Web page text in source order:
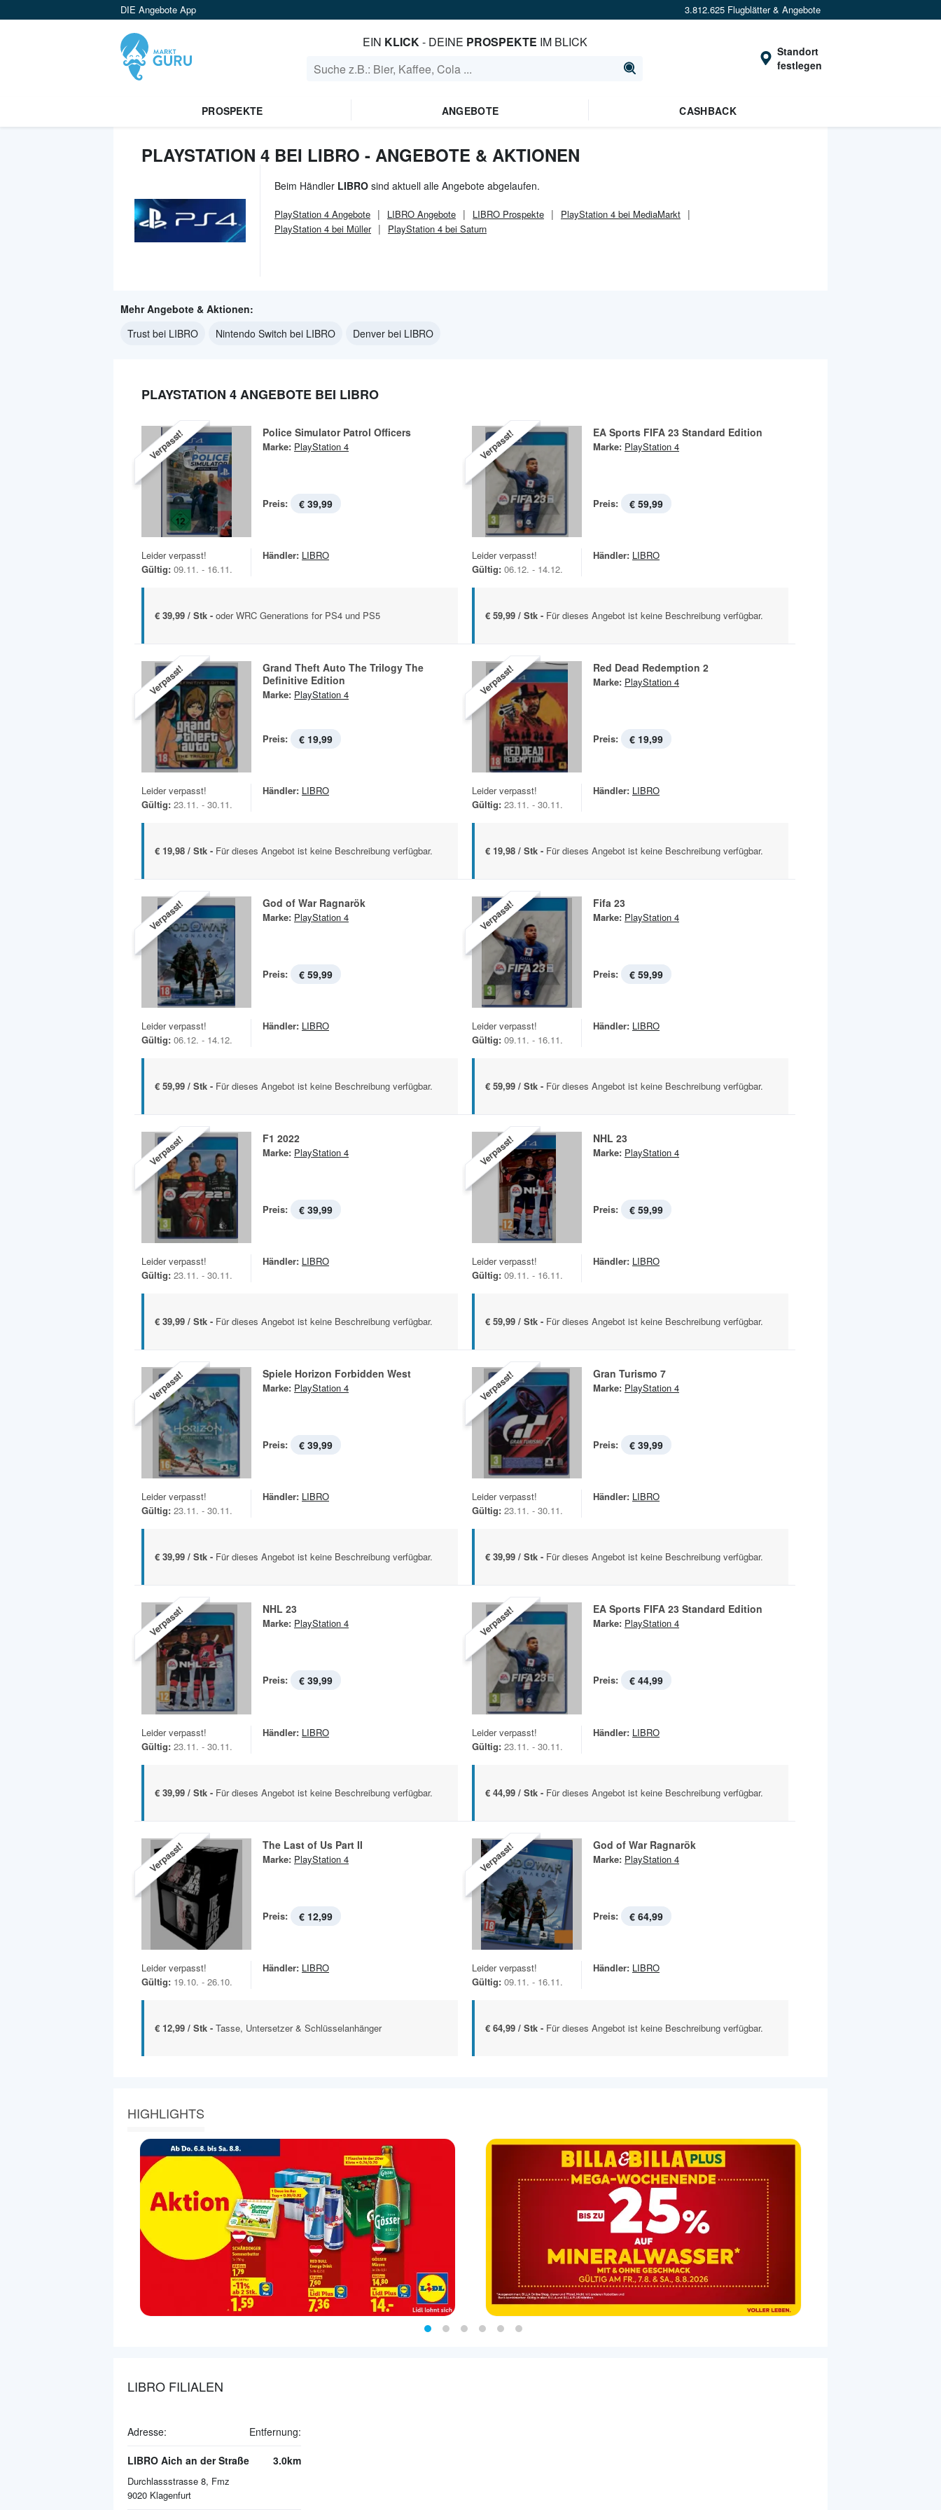
DIE Angebote App 3.812.625 Flugblätter & Angebote
EIN KLICK- DEINE PROSPEKTE IM BLICK
Standort
festlegen
PROSPEKTE ANGEBOTE CASHBACK
PLAYSTATION 4 BEI LIBRO - ANGEBOTE & AKTIONEN
Beim Händler LIBRO sind aktuell alle Angebote abgelaufen.
PlayStation 4 Angebote LIBRO Angebote LIBRO Prospekte
PlayStation 4 bei MediaMarkt
PlayStation 4 bei Müller
PlayStation 4 bei Saturn
Mehr Angebote & Aktionen:
Trust bei LIBRO
Nintendo Switch bei LIBRO Denver bei LIBRO
PLAYSTATION 4 ANGEBOTE BEI LIBRO
Verpasst! Police Simulator Patrol Officers
Marke: PlayStation 4
Preis: € 39,99
Leider verpasst!
Gültig: 09.11. - 16.11.
Händler: LIBRO
€ 39,99 / Stk - oder WRC Generations for PS4 und PS5
Verpasst! EA Sports FIFA 23 Standard Edition
Marke: PlayStation 4
Preis: € 59,99
Leider verpasst!
Gültig: 06.12. - 14.12.
Händler: LIBRO
€ 59,99 / Stk - Für dieses Angebot ist keine Beschreibung verfügbar.
Verpasst!
Grand Theft Auto The Trilogy The
Definitive Edition
Marke: PlayStation 4
Preis: € 19,99
Leider verpasst!
Gültig: 23.11. - 30.11.
Händler: LIBRO
€ 19,98 / Stk - Für dieses Angebot ist keine Beschreibung verfügbar.
Verpasst! Red Dead Redemption 2
Marke: PlayStation 4
Preis: € 19,99
Leider verpasst!
Gültig: 23.11. - 30.11.
Händler: LIBRO
€ 19,98 / Stk - Für dieses Angebot ist keine Beschreibung verfügbar.
Verpasst! God of War Ragnarök
Marke: PlayStation 4
Preis: € 59,99
Leider verpasst!
Gültig: 06.12. - 14.12.
Händler: LIBRO
€ 59,99 / Stk - Für dieses Angebot ist keine Beschreibung verfügbar.
Verpasst! Fifa 23
Marke: PlayStation 4
Preis: € 59,99
Leider verpasst!
Gültig: 09.11. - 16.11.
Händler: LIBRO
€ 59,99 / Stk - Für dieses Angebot ist keine Beschreibung verfügbar.
Verpasst! F1 2022
Marke: PlayStation 4
Preis: € 39,99
Leider verpasst!
Gültig: 23.11. - 30.11.
Händler: LIBRO
€ 39,99 / Stk - Für dieses Angebot ist keine Beschreibung verfügbar.
Verpasst! NHL 23
Marke: PlayStation 4
Preis: € 59,99
Leider verpasst!
Gültig: 09.11. - 16.11.
Händler: LIBRO
€ 59,99 / Stk - Für dieses Angebot ist keine Beschreibung verfügbar.
Verpasst! Spiele Horizon Forbidden West
Marke: PlayStation 4
Preis: € 39,99
Leider verpasst!
Gültig: 23.11. - 30.11.
Händler: LIBRO
€ 39,99 / Stk - Für dieses Angebot ist keine Beschreibung verfügbar.
Verpasst! Gran Turismo 7
Marke: PlayStation 4
Preis: € 39,99
Leider verpasst!
Gültig: 23.11. - 30.11.
Händler: LIBRO
€ 39,99 / Stk - Für dieses Angebot ist keine Beschreibung verfügbar.
Verpasst! NHL 23
Marke: PlayStation 4
Preis: € 39,99
Leider verpasst!
Gültig: 23.11. - 30.11.
Händler: LIBRO
€ 39,99 / Stk - Für dieses Angebot ist keine Beschreibung verfügbar.
Verpasst! EA Sports FIFA 23 Standard Edition
Marke: PlayStation 4
Preis: € 44,99
Leider verpasst!
Gültig: 23.11. - 30.11.
Händler: LIBRO
€ 44,99 / Stk - Für dieses Angebot ist keine Beschreibung verfügbar.
Verpasst! The Last of Us Part II
Marke: PlayStation 4
Preis: € 12,99
Leider verpasst!
Gültig: 19.10. - 26.10.
Händler: LIBRO
€ 12,99 / Stk - Tasse, Untersetzer & Schlüsselanhänger
Verpasst! God of War Ragnarök
Marke: PlayStation 4
Preis: € 64,99
Leider verpasst!
Gültig: 09.11. - 16.11.
Händler: LIBRO
€ 64,99 / Stk - Für dieses Angebot ist keine Beschreibung verfügbar.
HIGHLIGHTS
LIBRO FILIALEN
Adresse: Entfernung:
LIBRO Aich an der Straße
Durchlassstrasse 8, Fmz
9020 Klagenfurt
3.0km